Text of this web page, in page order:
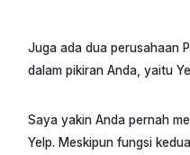
Juga ada dua perusahaan
dalam pikiran Anda, yaitu
Saya yakin Anda pernah
Yelp. Meskipun fungsi